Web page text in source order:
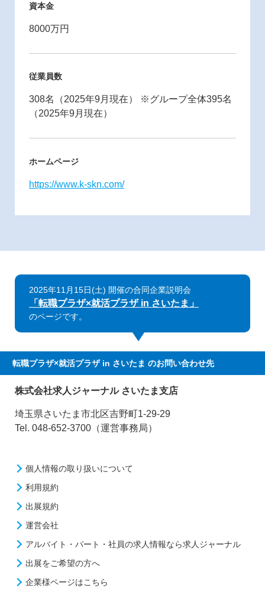
資本金
8000万円
従業員数
308名（2025年9月現在） ※グループ全体395名
（2025年9月現在）
ホームページ
https://www.k-skn.com/
2025年11月15日(土) 開催の合同企業説明会
「転職プラザ×就活プラザ in さいたま」
のページです。
転職プラザ×就活プラザ in さいたま のお問い合わせ先
株式会社求人ジャーナル さいたま支店
埼玉県さいたま市北区吉野町1-29-29
Tel. 048-652-3700（運営事務局）
個人情報の取り扱いについて
利用規約
出展規約
運営会社
アルバイト・パート・社員の求人情報なら求人ジャーナル
出展をご希望の方へ
企業様ページはこちら